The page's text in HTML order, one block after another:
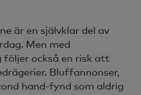
är en självklar del av
Men med
följer också en risk att
Bluffannonser,
hand-fynd som aldrig